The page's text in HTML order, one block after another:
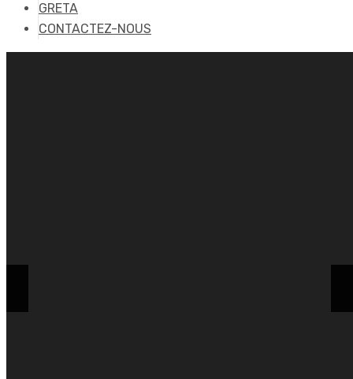
GRETA
CONTACTEZ-NOUS